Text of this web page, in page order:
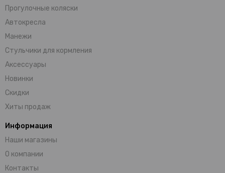
Прогулочные коляски
Автокресла
Манежи
Стульчики для кормления
Аксессуары
Новинки
Скидки
Хиты продаж
Информация
Наши магазины
О компании
Контакты